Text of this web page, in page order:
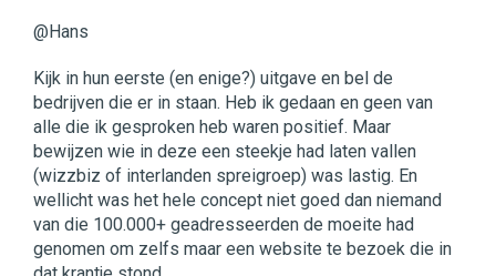
@Hans
Kijk in hun eerste (en enige?) uitgave en bel de
bedrijven die er in staan. Heb ik gedaan en geen van
alle die ik gesproken heb waren positief. Maar
bewijzen wie in deze een steekje had laten vallen
(wizzbiz of interlanden spreigroep) was lastig. En
wellicht was het hele concept niet goed dan niemand
van die 100.000+ geadresseerden de moeite had
genomen om zelfs maar een website te bezoek die in